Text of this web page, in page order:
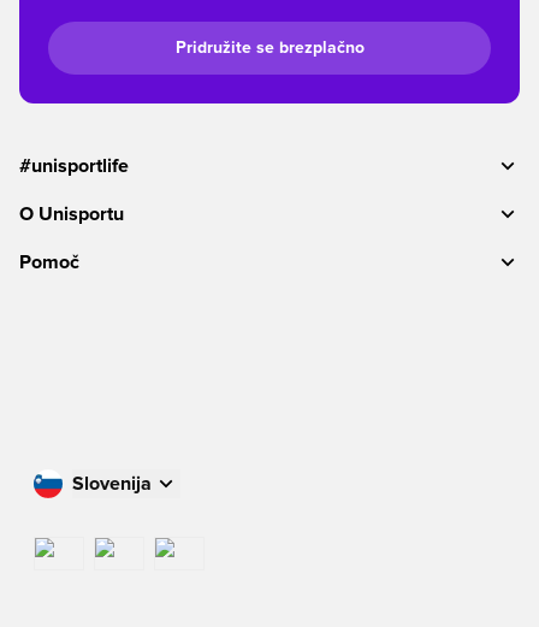
Pridružite se brezplačno
#unisportlife
O Unisportu
Pomoč
Slovenija